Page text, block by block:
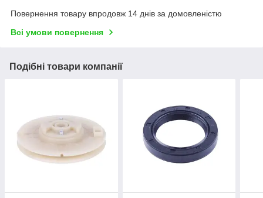
Повернення товару впродовж 14 днів за домовленістю
Всі умови повернення
Подібні товари компанії